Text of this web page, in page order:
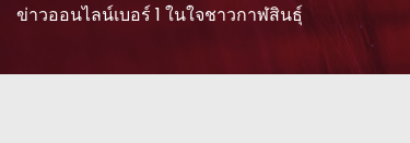
t
ข่าวออนไลน์เบอร์ 1 ในใจชาวกาฬสินธุ์